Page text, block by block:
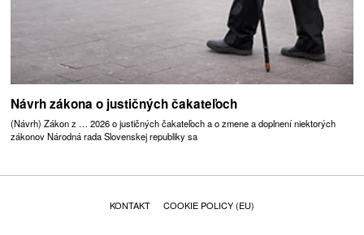
Návrh zákona o justičných čakateľoch
(Návrh) Zákon z … 2026 o justičných čakateľoch a o zmene a doplnení niektorých
zákonov Národná rada Slovenskej republiky sa
KONTAKT COOKIE POLICY (EU)